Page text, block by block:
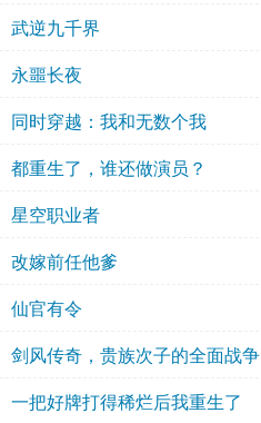
武逆九千界
永噩长夜
同时穿越：我和无数个我
都重生了，谁还做演员？
星空职业者
改嫁前任他爹
仙官有令
剑风传奇，贵族次子的全面战争
一把好牌打得稀烂后我重生了